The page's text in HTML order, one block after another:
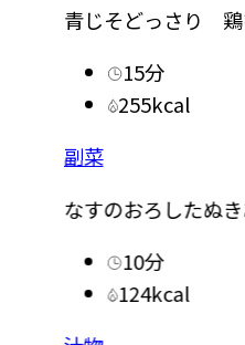
青じそどっさり 鶏
15分
255kcal
副菜
なすのおろしたぬ
10分
124kcal